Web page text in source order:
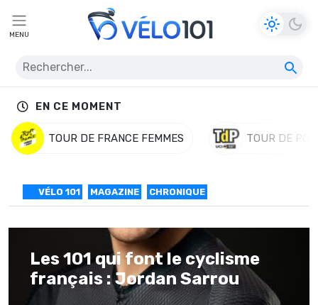
MENU
EN CE MOMENT
TOUR DE FRANCE FEMMES TOUR DE
VÉLO 101 MAGAZINE CHRONIQUE
Les 101 qui font le cyclisme
français : Jordan Sarrou